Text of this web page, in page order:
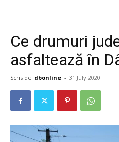
Ce drumuri
asfaltează în
Scris de dbonline - 31 July 2020